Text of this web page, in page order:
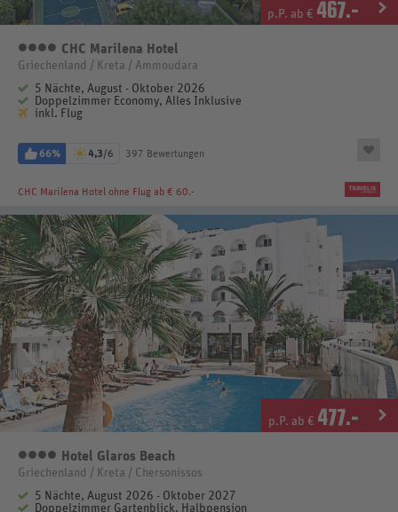
p.P. ab € 467.-
4 Sterne
CHC Marilena Hotel
Griechenland / Kreta / Ammoudara
5 Nächte, August - Oktober 2026
Doppelzimmer Economy, Alles Inklusive
inkl. Flug
66% 4,3/6 397 Bewertungen
CHC Marilena Hotel ohne Flug ab € 60.-
p.P. ab € 477.-
4 Sterne
Hotel Glaros Beach
Griechenland / Kreta / Chersonissos
5 Nächte, August 2026 - Oktober 2027
Doppelzimmer Gartenblick, Halbpension